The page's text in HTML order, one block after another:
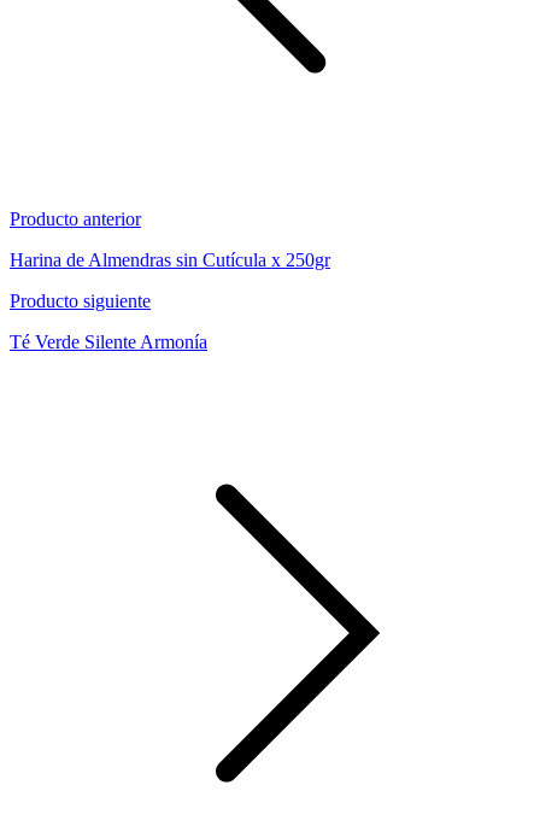
Producto anterior
Harina de Almendras sin Cutícula x 250gr
Producto siguiente
Té Verde Silente Armonía